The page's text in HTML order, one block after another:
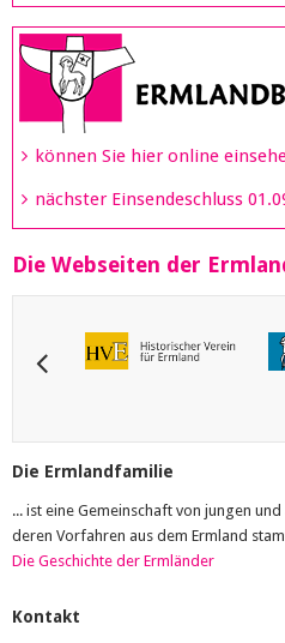
können Sie hier online
nächster Einsendeschluss
Die Webseiten der
Die Ermlandfamilie
... ist eine Gemeinschaft von jungen
deren Vorfahren aus dem Ermland
Die Geschichte der Ermländer
Kontakt